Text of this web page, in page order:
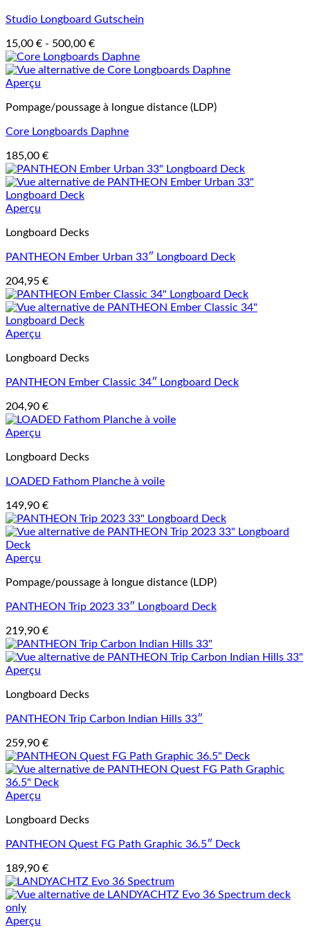
Studio Longboard Gutschein
15,00 € - 500,00 €
Aperçu
Pompage/poussage à longue distance (LDP)
Core Longboards Daphne
185,00 €
Aperçu
Longboard Decks
PANTHEON Ember Urban 33″ Longboard Deck
204,95 €
Aperçu
Longboard Decks
PANTHEON Ember Classic 34″ Longboard Deck
204,90 €
Aperçu
Longboard Decks
LOADED Fathom Planche à voile
149,90 €
Aperçu
Pompage/poussage à longue distance (LDP)
PANTHEON Trip 2023 33″ Longboard Deck
219,90 €
Aperçu
Longboard Decks
PANTHEON Trip Carbon Indian Hills 33″
259,90 €
Aperçu
Longboard Decks
PANTHEON Quest FG Path Graphic 36.5″ Deck
189,90 €
Aperçu